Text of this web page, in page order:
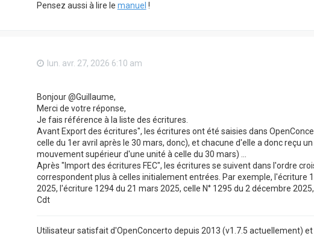
Pensez aussi à lire le manuel !
lun. avr. 27, 2026 6:10 am
Bonjour @Guillaume,
Merci de votre réponse,
Je fais référence à la liste des écritures.
Avant Export des écritures", les écritures ont été saisies dans
celle du 1er avril après le 30 mars, donc), et chacune d'elle a donc reçu
mouvement supérieur d'une unité à celle du 30 mars) ...
Après "Import des écritures FEC", les écritures se suivent dans l'ordre
correspondent plus à celles initialement entrées. Par exemple, l'écriture
2025, l'écriture 1294 du 21 mars 2025, celle N° 1295 du 2 décembre 2025,
Cdt
Utilisateur satisfait d'OpenConcerto depuis 2013 (v1.7.5 actuellement)